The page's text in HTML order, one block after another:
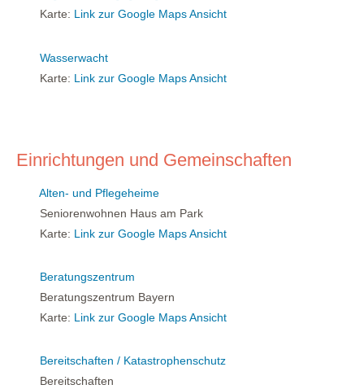
Karte: Link zur Google Maps Ansicht
Wasserwacht
Karte: Link zur Google Maps Ansicht
Einrichtungen und Gemeinschaften
Alten- und Pflegeheime
Seniorenwohnen Haus am Park
Karte: Link zur Google Maps Ansicht
Beratungszentrum
Beratungszentrum Bayern
Karte: Link zur Google Maps Ansicht
Bereitschaften / Katastrophenschutz
Bereitschaften